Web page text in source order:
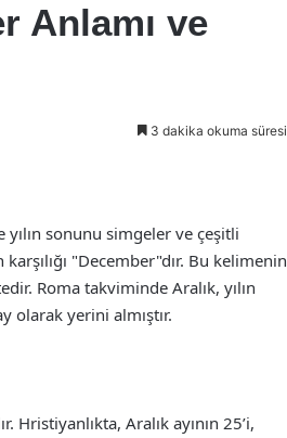
Anlamı ve
3 dakika okuma süresi
sonunu simgeler ve çeşitli
"December"dır. Bu kelimenin
Roma takviminde Aralık, yılın
olarak yerini almıştır.
Aralık ayının 25’i,